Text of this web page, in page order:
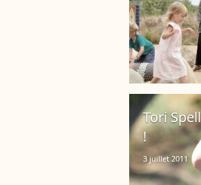
Tori
!
3 juillet 2011